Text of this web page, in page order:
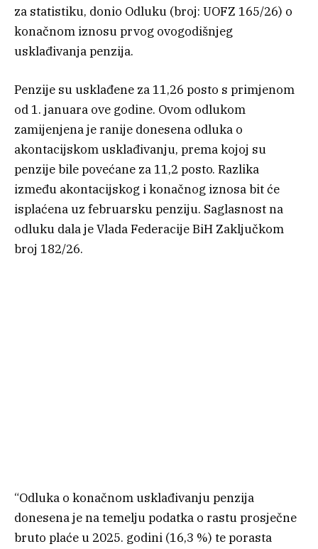
za statistiku, donio Odluku (broj: UOFZ 165/26) o
konačnom iznosu prvog ovogodišnjeg
usklađivanja penzija.
Penzije su usklađene za 11,26 posto s primjenom
od 1. januara ove godine. Ovom odlukom
zamijenjena je ranije donesena odluka o
akontacijskom usklađivanju, prema kojoj su
penzije bile povećane za 11,2 posto. Razlika
između akontacijskog i konačnog iznosa bit će
isplaćena uz februarsku penziju. Saglasnost na
odluku dala je Vlada Federacije BiH Zaključkom
broj 182/26.
“Odluka o konačnom usklađivanju penzija
donesena je na temelju podatka o rastu prosječne
bruto plaće u 2025. godini (16,3 %) te porasta